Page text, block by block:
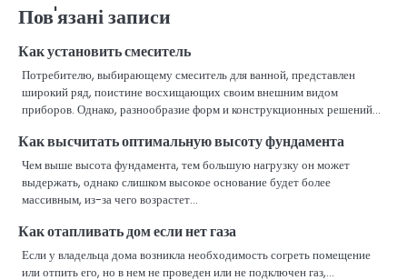
Пов'язані записи
Как установить смеситель
Потребителю, выбирающему смеситель для ванной, представлен
широкий ряд, поистине восхищающих своим внешним видом
приборов. Однако, разнообразие форм и конструкционных решений…
Как высчитать оптимальную высоту фундамента
Чем выше высота фундамента, тем большую нагрузку он может
выдержать, однако слишком высокое основание будет более
массивным, из-за чего возрастет…
Как отапливать дом если нет газа
Если у владельца дома возникла необходимость согреть помещение
или отпить его, но в нем не проведен или не подключен газ,…